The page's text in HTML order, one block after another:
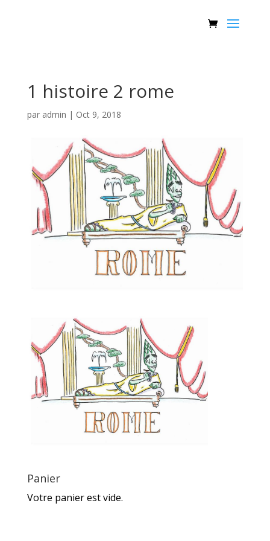
1 histoire 2 rome
par admin | Oct 9, 2018
Panier
Votre panier est vide.